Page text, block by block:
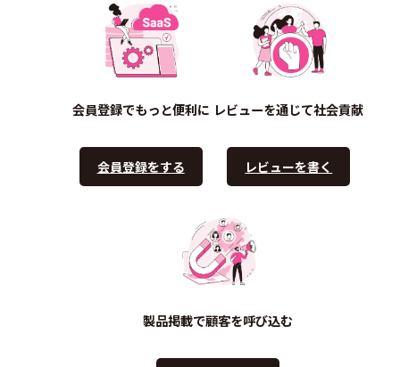
会員登録でもっと便利に
会員登録をする
レビューを通じて社会貢献
レビューを書く
製品掲載で顧客を呼び込む